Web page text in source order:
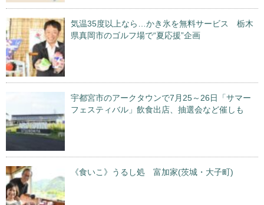
気温35度以上なら…かき氷を無料サービス 栃木
県真岡市のゴルフ場で“夏応援”企画
宇都宮市のアークタウンで7月25～26日「サマー
フェスティバル」飲食出店、抽選会など催しも
《食いこ》うるし処 富加家(茨城・大子町)